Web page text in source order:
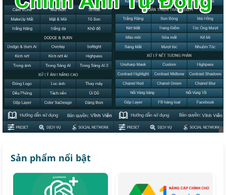
Sản phẩm nổi bật